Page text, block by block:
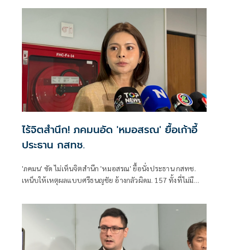
พัฒนาอย่างยั่งยืน แถลงคัดค้านการเยือนไทยอย่างเป็นทางการ
ไร้จิตสำนึก! ภคมนอัด 'หมอสรณ' ยื้อเก้าอี้
ประธาน กสทช.
'ภคมน' ซัด ไม่เห็นจิตสำนึก 'หมอสรณ' ยื้อนั่งประธาน กสทช.
เหน็บให้เหตุผลแบบศรีธนญชัย อ้างกลัวผิดม. 157 ทั้งที่ไม่มี
ตำแหน่งได้แล้ว